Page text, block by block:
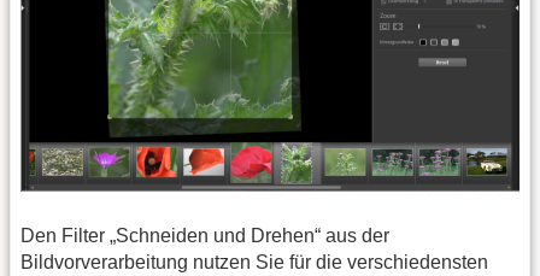
Den Filter „Schneiden und Drehen“ aus der
Bildvorverarbeitung nutzen Sie für die verschiedensten